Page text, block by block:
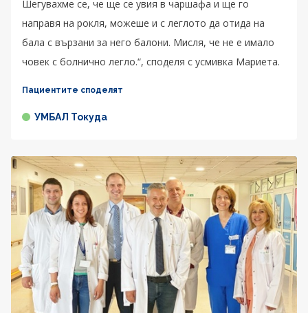
Шегувахме се, че ще се увия в чаршафа и ще го
направя на рокля, можеше и с леглото да отида на
бала с вързани за него балони. Мисля, че не е имало
човек с болнично легло.“, споделя с усмивка Мариета.
Пациентите споделят
УМБАЛ Токуда